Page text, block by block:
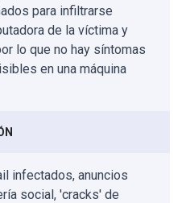
para infiltrarse
de la víctima y
lo que no hay síntomas
en una máquina
infectados, anuncios
social, 'cracks' de